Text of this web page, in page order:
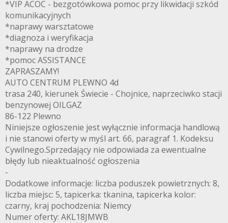
*VIP ACOC - bezgotówkowa pomoc przy likwidacji szkód
komunikacyjnych
*naprawy warsztatowe
*diagnoza i weryfikacja
*naprawy na drodze
*pomoc ASSISTANCE
ZAPRASZAMY!
AUTO CENTRUM PLEWNO 4d
trasa 240, kierunek Świecie - Chojnice, naprzeciwko stacji
benzynowej OILGAZ
86-122 Plewno
Niniejsze ogłoszenie jest wyłącznie informacja handlową
i nie stanowi oferty w myśl art. 66, paragraf 1. Kodeksu
Cywilnego.Sprzedający nie odpowiada za ewentualne
błędy lub nieaktualność ogłoszenia
-
Dodatkowe informacje: liczba poduszek powietrznych: 8,
liczba miejsc: 5, tapicerka: tkanina, tapicerka kolor:
czarny, kraj pochodzenia: Niemcy
Numer oferty: AKL18JMWB